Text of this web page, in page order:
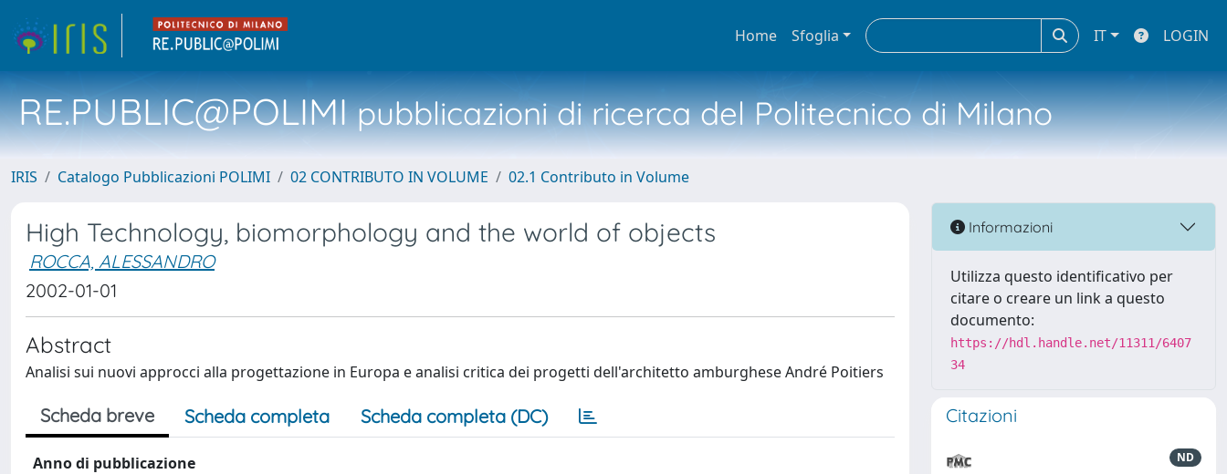
Home Sfoglia IT LOGIN
RE.PUBLIC@POLIMIpubblicazioni di ricerca del Politecnico di Milano
IRIS Catalogo Pubblicazioni POLIMI 02 CONTRIBUTO IN VOLUME 02.1 Contributo in Volume
High Technology, biomorphology and the world of objects
ROCCA, ALESSANDRO
2002-01-01
Abstract
Analisi sui nuovi approcci alla progettazione in Europa e analisi critica dei progetti dell'architetto amburghese André Poitiers
Scheda breve Scheda completa Scheda completa (DC)
Anno di pubblicazione
Informazioni
Utilizza questo identificativo per
citare o creare un link a questo
documento:
https://hdl.handle.net/11311/6407
34
Citazioni
ND